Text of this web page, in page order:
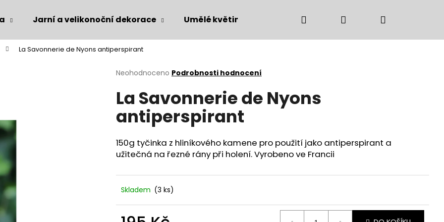
Jarní a velikonoční dekorace Umělé květiny Bytové doplňky Podzimní
Přihlášení
La Savonnerie de Nyons antiperspirant
Průměrné
produktu
je
z
hvězdiček.
Neohodnoceno Podrobnosti hodnocení
La Savonnerie de Nyons
antiperspirant
150g tyčinka z hliníkového kamene pro použití jako antiperspirant a
užitečná na řezné rány při holení. Vyrobeno ve Francii
Skladem (3 ks)
Co potřebujete najít?
HLEDAT